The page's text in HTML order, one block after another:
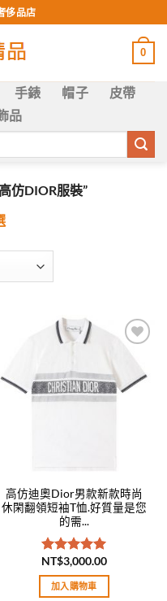
侈品店
0
手錶 帽子
皮帶
品
仿DIOR服裝”
高仿迪奧Dior男款新款時尚
休閑翻領短袖T恤.好質量是您
的需...
評分5.00
滿分 5
NT$3,000.00
加入購物車